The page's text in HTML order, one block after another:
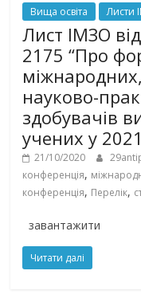
Вища освіта Листи
Лист ІМЗО
2175 “Про
науково-
здобувачів
учених у
21/10/2020
конференція,
конференція, Перелік,
завантажити
Читати далі